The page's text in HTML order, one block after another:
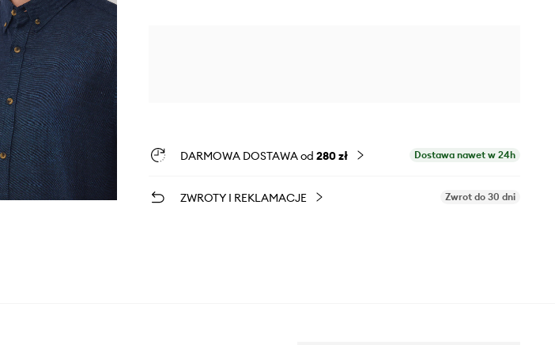
DARMOWA DOSTAWA od 280 zł Dostawa nawet w 24h
ZWROTY I REKLAMACJE Zwrot do 30 dni